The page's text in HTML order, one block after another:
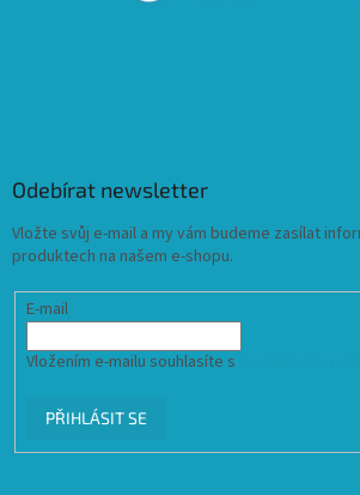
Odebírat newsletter
Vložte svůj e-mail a my vám budeme zasílat
produktech na našem e-shopu.
E-mail
Vložením e-mailu souhlasíte s
PŘIHLÁSIT SE